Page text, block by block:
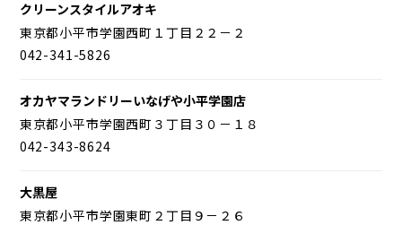
クリーンスタイルアオキ
東京都小平市学園西町１丁目２２－２
042-341-5826
オカヤマランドリーいなげや小平学園店
東京都小平市学園西町３丁目３０－１８
042-343-8624
大黒屋
東京都小平市学園東町２丁目９－２６